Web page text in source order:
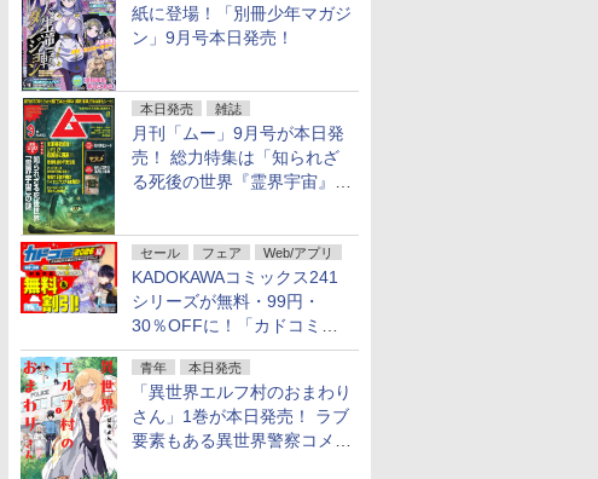
紙に登場！「別冊少年マガジ
ン」9月号本日発売！
本日発売 雑誌
月刊「ムー」9月号が本日発
売！ 総力特集は「知られざ
る死後の世界『霊界宇宙』の
セール フェア Web/アプリ
KADOKAWAコミックス241
シリーズが無料・99円・
30％OFFに！「カドコミフ
ェア 2026」第2弾が開催中！
青年 本日発売
「異世界エルフ村のおまわり
さん」1巻が本日発売！ ラブ
要素もある異世界警察コメデ